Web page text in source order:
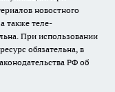
новостного
также теле-
При использовании
обязательна, в
РФ об